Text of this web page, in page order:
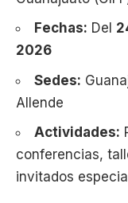
Fechas: Del
2026
Sedes:
Allende
Actividades:
conferencias,
invitados